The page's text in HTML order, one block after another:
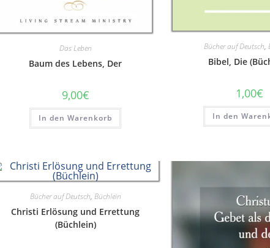
Das Leben
Baum des Lebens, Der
9,00€
In den Warenkorb
Bücher auf Deutsch,
Bibel, Die
1,00€
In den
Bücher auf Deutsch, Büchlein
Christi Erlösung und Errettung
(Büchlein)